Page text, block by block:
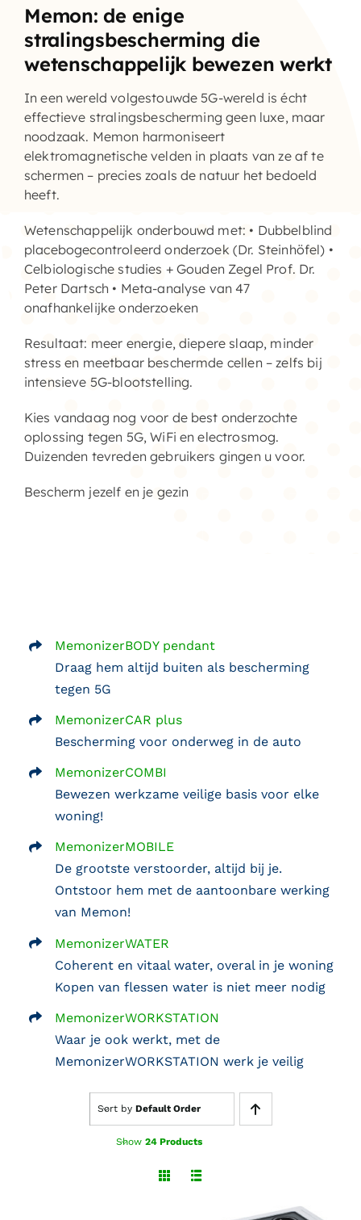
Memon: de enige
stralingsbescherming die
wetenschappelijk bewezen werkt
In een wereld volgestouwde5G-wereld is écht
effectieve stralingsbescherming geen luxe, maar
noodzaak. Memon harmoniseert
elektromagnetische velden in plaats van ze af te
schermen – precies zoals de natuur het bedoeld
heeft.
Wetenschappelijk onderbouwd met: • Dubbelblind
placebogecontroleerd onderzoek (Dr. Steinhöfel) •
Celbiologische studies + Gouden Zegel Prof. Dr.
Peter Dartsch • Meta-analyse van 47
onafhankelijke onderzoeken
Resultaat: meer energie, diepere slaap, minder
stress en meetbaar beschermde cellen – zelfs bij
intensieve 5G-blootstelling.
Kies vandaag nog voor de best onderzochte
oplossing tegen 5G,WiFi enelectrosmog.
Duizenden tevreden gebruikers gingen u voor.
Bescherm jezelf en je gezin
MemonizerBODY pendant
Draag hem altijd buiten als bescherming
tegen 5G
MemonizerCAR plus
Bescherming voor onderweg in de auto
MemonizerCOMBI
Bewezen werkzame veilige basis voor elke
woning!
MemonizerMOBILE
De grootste verstoorder, altijd bij je.
Ontstoor hem met de aantoonbare werking
van Memon!
MemonizerWATER
Coherent en vitaal water, overal in je woning
Kopen van flessen water is niet meer nodig
MemonizerWORKSTATION
Waar je ook werkt, met de
MemonizerWORKSTATION werk je veilig
Sort by Default Order
Show 24 Products